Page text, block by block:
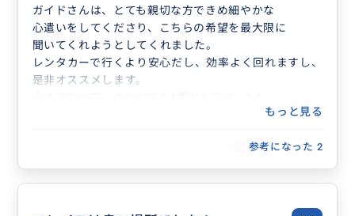
ガイドさんは、とても親切な方できめ細やかな
心遣いをしてくださり、こちらの希望を最大限に
聞いてくれようとしてくれました。
レンタカーで行くより安心だし、効率よく回れますし、
是非オススメします。
もっと見る
参考になった 2